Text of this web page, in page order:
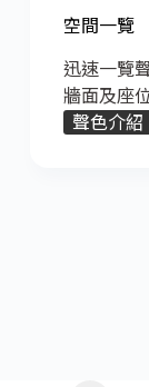
空間一覽
迅速一覽
牆面及座
聲色介紹